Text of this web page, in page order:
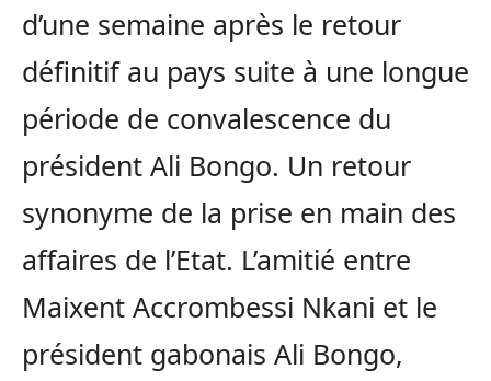
d’une semaine après le retour
définitif au pays suite à une longue
période de convalescence du
président Ali Bongo. Un retour
synonyme de la prise en main des
affaires de l’Etat. L’amitié entre
Maixent Accrombessi Nkani et le
président gabonais Ali Bongo,